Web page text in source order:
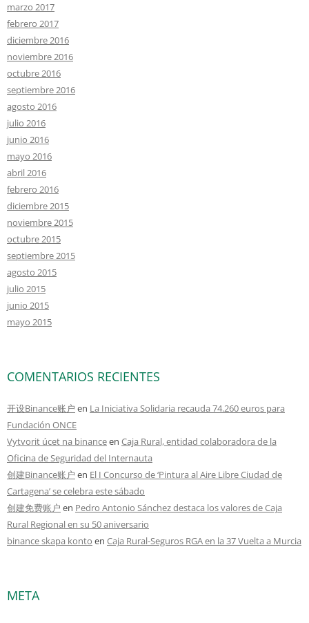
marzo 2017
febrero 2017
diciembre 2016
noviembre 2016
octubre 2016
septiembre 2016
agosto 2016
julio 2016
junio 2016
mayo 2016
abril 2016
febrero 2016
diciembre 2015
noviembre 2015
octubre 2015
septiembre 2015
agosto 2015
julio 2015
junio 2015
mayo 2015
COMENTARIOS RECIENTES
开设Binance账户 en La Iniciativa Solidaria recauda 74.260 euros para
Fundación ONCE
Vytvorit úcet na binanceen Caja Rural, entidad colaboradora de la
Oficina de Seguridad del Internauta
创建Binance账户 en El I Concurso de ‘Pintura al Aire Libre Ciudad de
Cartagena’ se celebra este sábado
创建免费账户 en Pedro Antonio Sánchez destaca los valores de Caja
Rural Regional en su 50 aniversario
binance skapa konto en Caja Rural-Seguros RGA en la 37 Vuelta a Murcia
META